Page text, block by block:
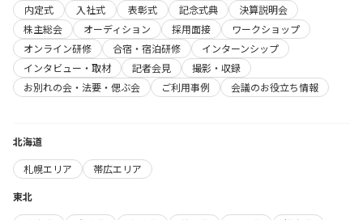
内定式
入社式 表彰式 記念式典
決算説明会
株主総会
オーディション 採用面接
ワークショップ
オンライン研修
合宿・宿泊研修
インターンシップ
インタビュー・取材
記者会見
撮影・収録
お別れの会・法要・偲ぶ会
ご利用事例 会議のお役立ち情報
北海道
札幌エリア
帯広エリア
東北